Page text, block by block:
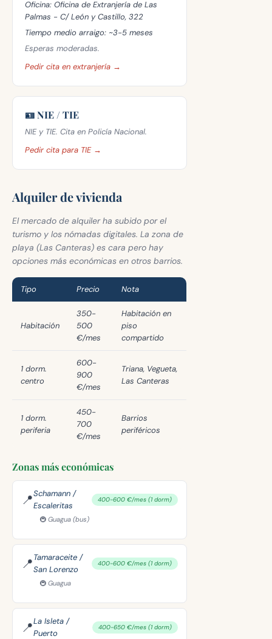
Oficina: Oficina de Extranjería de Las
Palmas - C/ León y Castillo, 322
Tiempo medio arraigo: ~3-5 meses
Esperas moderadas.
Pedir cita en extranjería →
🪪 NIE / TIE
NIE y TIE. Cita en Policía Nacional.
Pedir cita para TIE →
Alquiler de vivienda
El mercado de alquiler ha subido por el
turismo y los nómadas digitales. La zona de
playa (Las Canteras) es cara pero hay
opciones más económicas en otros barrios.
Tipo Precio Nota
Habitación
350-
500
€/mes
Habitación en
piso
compartido
1 dorm.
centro
600-
900
€/mes
Triana, Vegueta,
Las Canteras
1 dorm.
periferia
450-
700
€/mes
Barrios
periféricos
Zonas más económicas
📍Schamann /
Escaleritas
400-600 €/mes (1 dorm)
🚇 Guagua (bus)
📍Tamaraceite /
San Lorenzo
400-600 €/mes (1 dorm)
🚇 Guagua
📍La Isleta /
Puerto
400-650 €/mes (1 dorm)